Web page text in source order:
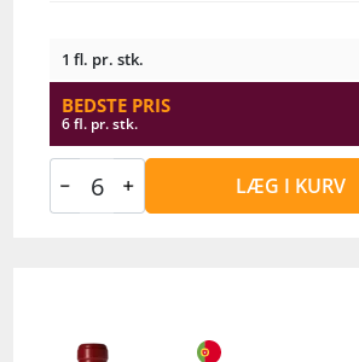
1 fl. pr. stk.
BEDSTE PRIS
6 fl. pr. stk.
LÆG I KURV